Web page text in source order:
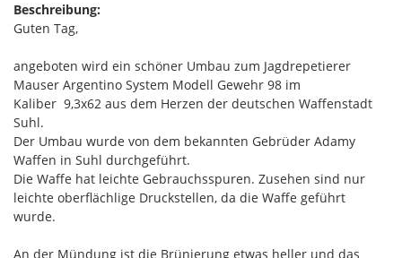
Beschreibung:
Guten Tag,
angeboten wird ein schöner Umbau zum Jagdrepetierer
Mauser Argentino System Modell Gewehr 98 im
Kaliber 9,3x62 aus dem Herzen der deutschen Waffenstadt
Suhl.
Der Umbau wurde von dem bekannten Gebrüder Adamy
Waffen in Suhl durchgeführt.
Die Waffe hat leichte Gebrauchsspuren. Zusehen sind nur
leichte oberflächlige Druckstellen, da die Waffe geführt
wurde.
An der Mündung ist die Brünierung etwas heller und das